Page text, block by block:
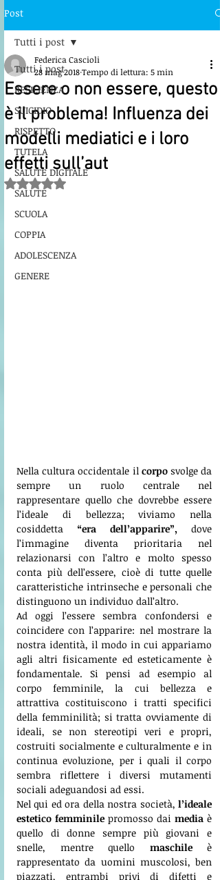
Post
Tutti i post
RESILIENZA
SUICIDIO
RISPETTO
TUTELA
SALUTE DIGITALE
SALUTE
SCUOLA
COPPIA
ADOLESCENZA
GENERE
Tutti i post
Essere o non essere, questo
è il problema! Influenza dei
modelli mediatici e i loro
effetti sull’aut
Federica Cascioli
28 mag 2018Tempo di lettura: 5 min
Valutazione NaN stelle su 5.
Nella cultura occidentale il corpo svolge da
sempre un ruolo centrale nel
rappresentare quello che dovrebbe essere
l’ideale di bellezza; viviamo nella
cosiddetta “era dell’apparire”, dove
l’immagine diventa prioritaria nel
relazionarsi con l’altro e molto spesso
conta più dell’essere, cioè di tutte quelle
caratteristiche intrinseche e personali che
distinguono un individuo dall’altro.
Ad oggi l’essere sembra confondersi e
coincidere con l’apparire: nel mostrare la
nostra identità, il modo in cui appariamo
agli altri fisicamente ed esteticamente è
fondamentale. Si pensi ad esempio al
corpo femminile, la cui bellezza e
attrattiva costituiscono i tratti specifici
della femminilità; si tratta ovviamente di
ideali, se non stereotipi veri e propri,
costruiti socialmente e culturalmente e in
continua evoluzione, per i quali il corpo
sembra riflettere i diversi mutamenti
sociali adeguandosi ad essi.
Nel qui ed ora della nostra società, l’ideale
estetico femminile promosso dai media è
quello di donne sempre più giovani e
snelle, mentre quello maschile è
rappresentato da uomini muscolosi, ben
piazzati, entrambi privi di difetti e